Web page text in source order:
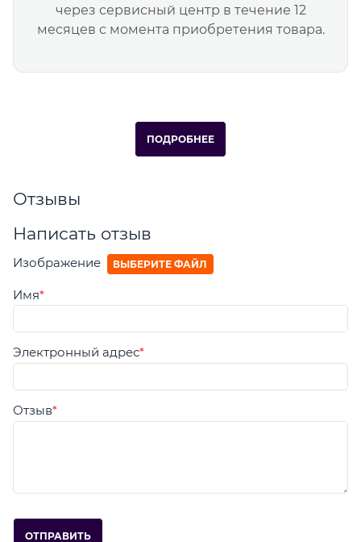
через сервисный центр в течение 12
месяцев с момента приобретения товара.
ПОДРОБНЕЕ
Отзывы
Написать отзыв
Изображение ВЫБЕРИТЕ ФАЙЛ
Имя
Электронный адрес
Отзыв